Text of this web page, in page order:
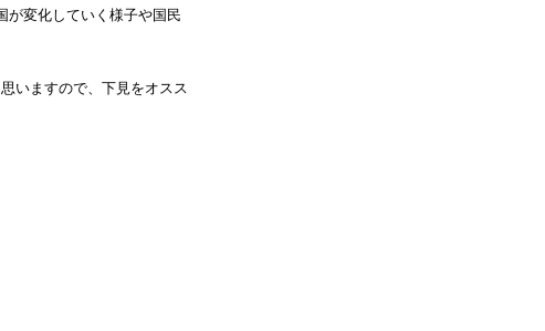
が変化していく様子や国民
いますので、下見をオスス